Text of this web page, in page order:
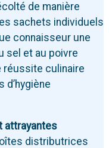
de manière
sachets individuels
connaisseur une
sel et au poivre
réussite culinaire
attrayantes
distributrices